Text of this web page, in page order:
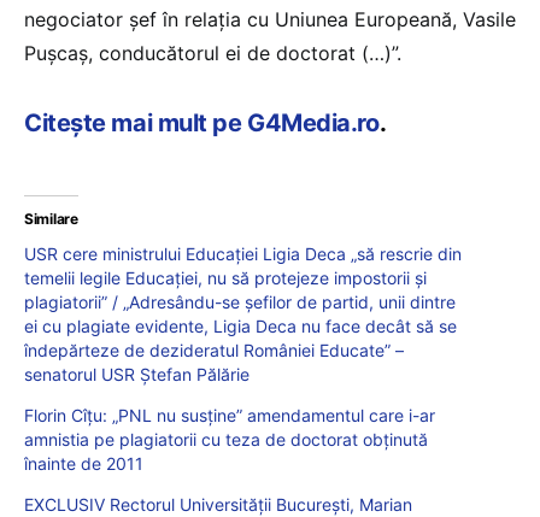
negociator şef în relaţia cu Uniunea Europeană, Vasile
Puşcaş, conducătorul ei de doctorat (…)”.
Citește mai mult pe G4Media.ro.
Similare
USR cere ministrului Educației Ligia Deca „să rescrie din
temelii legile Educației, nu să protejeze impostorii și
plagiatorii” / „Adresându-se șefilor de partid, unii dintre
ei cu plagiate evidente, Ligia Deca nu face decât să se
îndepărteze de dezideratul României Educate” –
senatorul USR Ștefan Pălărie
Florin Cîțu: „PNL nu susține” amendamentul care i-ar
amnistia pe plagiatorii cu teza de doctorat obținută
înainte de 2011
EXCLUSIV Rectorul Universității București, Marian